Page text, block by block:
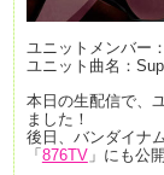
ユニットメンバー
ユニット曲名：
本日の生配信で、
ました！
後日、バンダイナ
「876TV」にも公